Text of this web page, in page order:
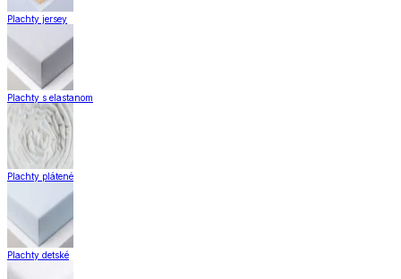
Plachty jersey
Plachty s elastanom
Plachty plátené
Plachty detské